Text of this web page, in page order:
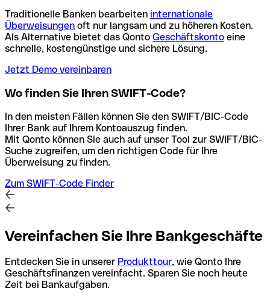
Traditionelle Banken bearbeiten internationale
Überweisungen oft nur langsam und zu höheren Kosten.
Als Alternative bietet das Qonto Geschäftskonto eine
schnelle, kostengünstige und sichere Lösung.
Jetzt Demo vereinbaren
Wo finden Sie Ihren SWIFT-Code?
In den meisten Fällen können Sie den SWIFT/BIC-Code
Ihrer Bank auf Ihrem Kontoauszug finden.
Mit Qonto können Sie auch auf unser Tool zur SWIFT/BIC-
Suche zugreifen, um den richtigen Code für Ihre
Überweisung zu finden.
Zum SWIFT-Code Finder
Vereinfachen Sie Ihre Bankgeschäfte
Entdecken Sie in unserer Produkttour, wie Qonto Ihre
Geschäftsfinanzen vereinfacht. Sparen Sie noch heute
Zeit bei Bankaufgaben.